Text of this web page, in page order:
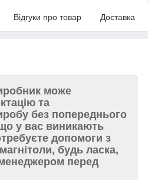
Відгуки про товар Доставка
може
та
без попереднього
у вас виникають
допомоги з
будь ласка,
перед